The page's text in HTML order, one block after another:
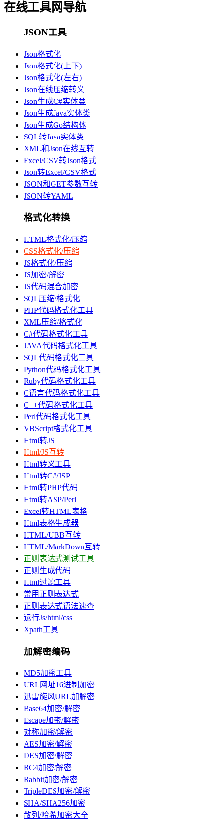
在线工具网导航
JSON工具
Json格式化
Json格式化(上下)
Json格式化(左右)
Json在线压缩转义
Json生成C#实体类
Json生成Java实体类
Json生成Go结构体
SQL转Java实体类
XML和Json在线互转
Excel/CSV转Json格式
Json转Excel/CSV格式
JSON和GET参数互转
JSON转YAML
格式化转换
HTML格式化/压缩
CSS格式化/压缩
JS格式化/压缩
JS加密/解密
JS代码混合加密
SQL压缩/格式化
PHP代码格式化工具
XML压缩/格式化
C#代码格式化工具
JAVA代码格式化工具
SQL代码格式化工具
Python代码格式化工具
Ruby代码格式化工具
C语言代码格式化工具
C++代码格式化工具
Perl代码格式化工具
VBScript格式化工具
Html转JS
Html/JS互转
Html转义工具
Html转C#/JSP
Html转PHP代码
Html转ASP/Perl
Excel转HTML表格
Html表格生成器
HTML/UBB互转
HTML/MarkDown互转
正则表达式测试工具
正则生成代码
Html过滤工具
常用正则表达式
正则表达式语法速查
运行Js/html/css
Xpath工具
加解密编码
MD5加密工具
URL网址16进制加密
迅雷旋风URL加解密
Base64加密/解密
Escape加密/解密
对称加密/解密
AES加密/解密
DES加密/解密
RC4加密/解密
Rabbit加密/解密
TripleDES加密/解密
SHA/SHA256加密
散列/哈希加密大全